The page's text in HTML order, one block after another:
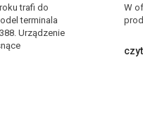
trafi do
terminala
Urządzenie
W